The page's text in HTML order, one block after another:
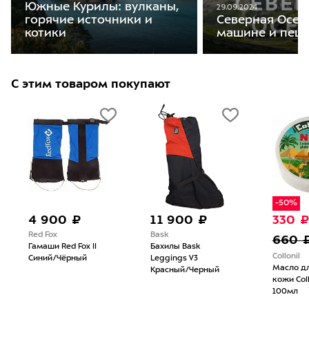
Южные Курилы: вулканы,
горячие источники и
котики
29.09.2024
Северная
машине и
С этим товаром покупают
4 900 ₽
Red Fox
Гамаши Red Fox II
Синий/Чёрный
11 900 ₽
Bask
Бахилы Bask
Leggings V3
Красный/Черный
-50%
330 ₽
660
Collonil
Масло
кожи
100мл